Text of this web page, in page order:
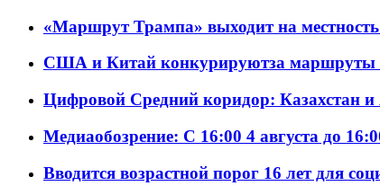
«Маршрут Трампа» выходит на
США и Китай конкурируютза
Цифровой Средний коридор: Казахстан и
Медиаобозрение: С 16:00 4 августа до
Вводится возрастной порог 16 лет для